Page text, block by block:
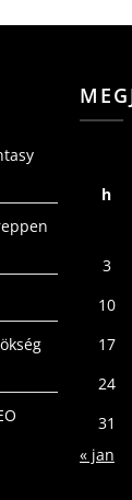
h
3
10
17
24
31
« jan